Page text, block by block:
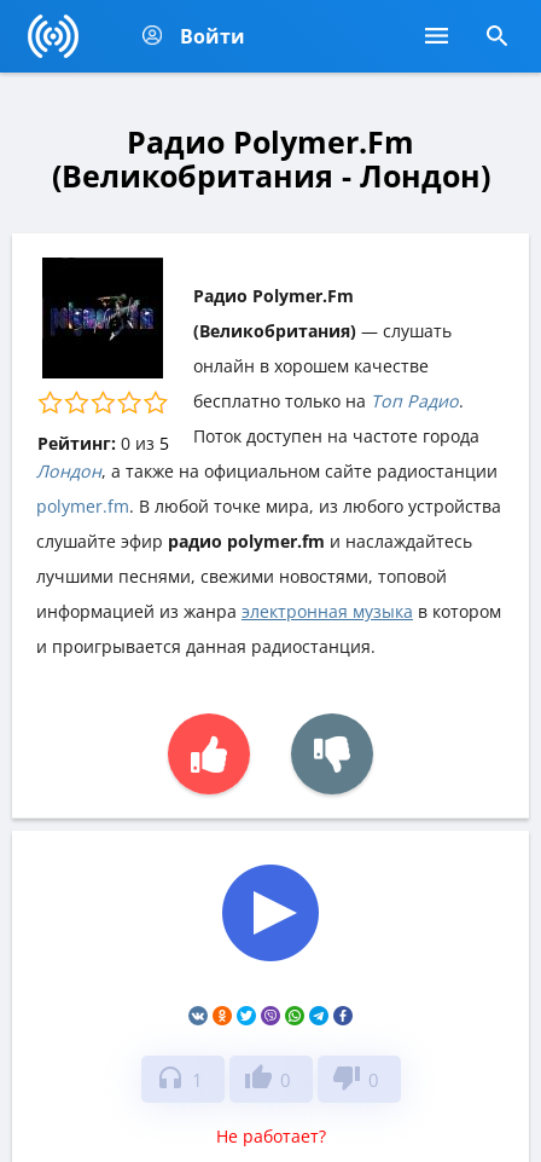
Войти
Радио Polymer.Fm
(Великобритания - Лондон)
Рейтинг: 0из 5
Радио Polymer.Fm
(Великобритания) — слушать
онлайн в хорошем качестве
бесплатно только на Топ Радио.
Поток доступен на частоте города
Лондон, а также на официальном сайте радиостанции
polymer.fm. В любой точке мира, из любого устройства
слушайте эфир радио polymer.fm и наслаждайтесь
лучшими песнями, свежими новостями, топовой
информацией из жанра электронная музыка в котором
и проигрывается данная радиостанция.
headphones 1 thumb_up 0 thumb_down 0
Не работает?